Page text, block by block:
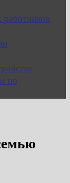
работников
по